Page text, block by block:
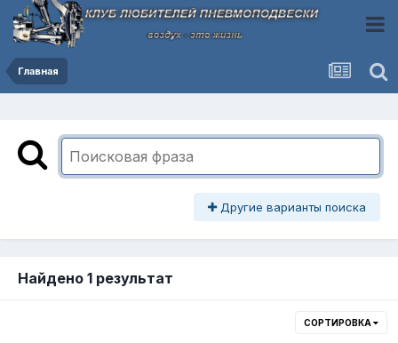
Главная
Другие варианты поиска
Найдено 1 результат
СОРТИРОВКА